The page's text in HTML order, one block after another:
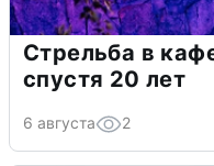
Стрельба в
спустя 20 лет
6 августа 2